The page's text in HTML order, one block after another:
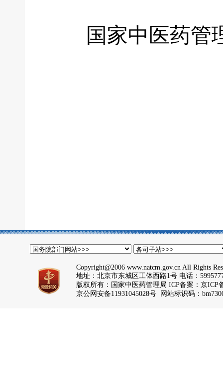
国家中医药管
Copyright@2006 www.natcm.gov.cn All Rights
地址：北京市东城区工体西路1号 电话：
版权所有：国家中医药管理局 ICP备案： 京ICP
京公网安备11931045028号 网站标识码：